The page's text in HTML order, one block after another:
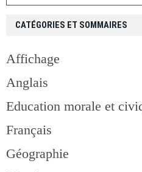
CATÉGORIES ET SOMMAIRES
Affichage
Anglais
Education morale et
Français
Géographie